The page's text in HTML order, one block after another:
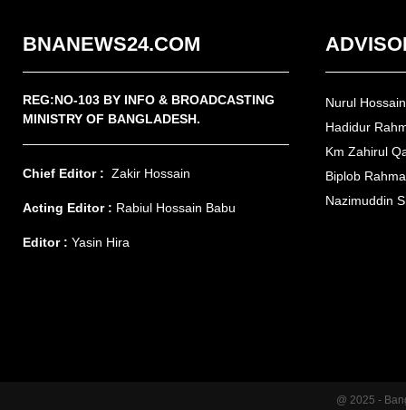
BNANEWS24.COM
REG:NO-103 BY INFO & BROADCASTING
MINISTRY OF BANGLADESH.
Chief Editor : Zakir Hossain
Acting Editor : Rabiul Hossain Babu
Editor : Yasin Hira
Nurul
Hadidur
Km Zahirul
Biplob
Nazimuddin
@ 2025 -